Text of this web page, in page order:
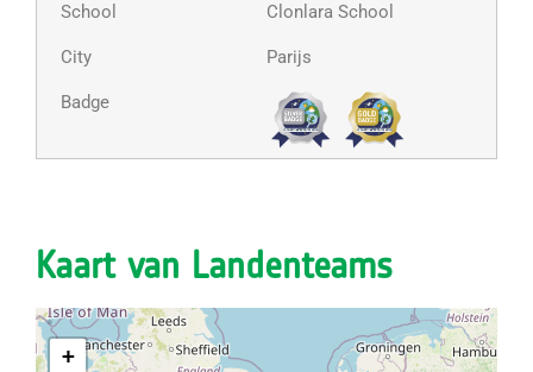
Clonlara School
Parijs
Kaart van Landenteams
+